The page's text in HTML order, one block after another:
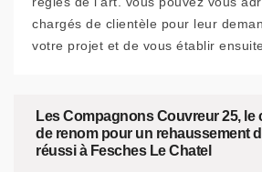
chargés de clientèle pour leur
votre projet et de vous établir
Les Compagnons Couvreur 25, le
de renom pour un rehaussement
réussi à Fesches Le Chatel